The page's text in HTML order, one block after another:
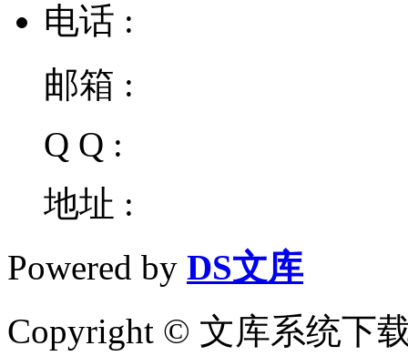
电话 :
邮箱 :
Q Q :
地址 :
Powered by DS文库
Copyright © 文库系统下